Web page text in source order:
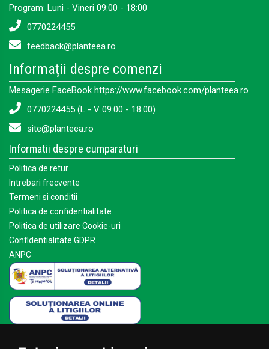
Program: Luni - Vineri 09:00 - 18:00
0770224455
feedback@planteea.ro
Informații despre comenzi
Mesagerie FaceBook https://www.facebook.com/planteea.ro
0770224455 (L - V 09:00 - 18:00)
site@planteea.ro
Informatii despre cumparaturi
Politica de retur
Intrebari frecvente
Termeni si conditii
Politica de confidentialitate
Politica de utilizare Cookie-uri
Confidentialitate GDPR
ANPC